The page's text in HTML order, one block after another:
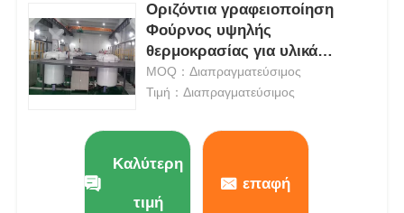
Οριζόντια γραφειοποίηση
Φούρνος υψηλής
θερμοκρασίας για υλικά
άνθρακα
MOQ：Διαπραγματεύσιμος
Τιμή：Διαπραγματεύσιμος
Καλύτερη
τιμή
επαφή